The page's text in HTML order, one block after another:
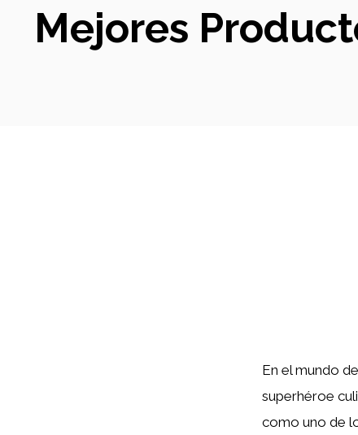
Mejores
En el mundo
superhéroe
como uno de